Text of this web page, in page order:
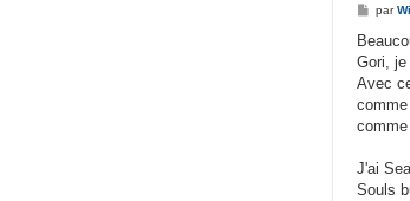
M
s
a
g
par
Gori,
Avec
J'ai
Souls